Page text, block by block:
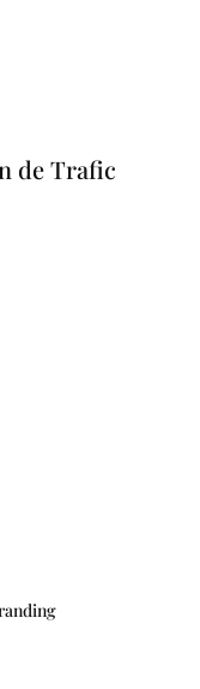
de Trafic